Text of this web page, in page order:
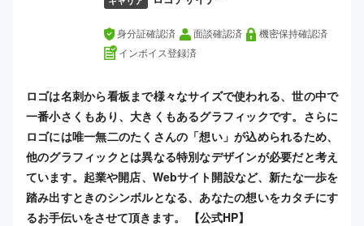
身分証確認済 面談確認済
機密保持確認済
インボイス登録済
ロゴは名刺から看板まで様々なサイズで使われる、世の中で
一番小さくもあり、大きくもあるグラフィックです。さらに
ロゴには唯一無二のたくさんの「想い」が込められるため、
他のグラフィックとは異なる特別なデザインが必要だと考え
ています。起業や開店、Webサイト開設など、新たな一歩を
踏み出すときのシンボルとなる、あなたの想いをカタチにす
るお手伝いをさせて頂きます。 【公式HP】